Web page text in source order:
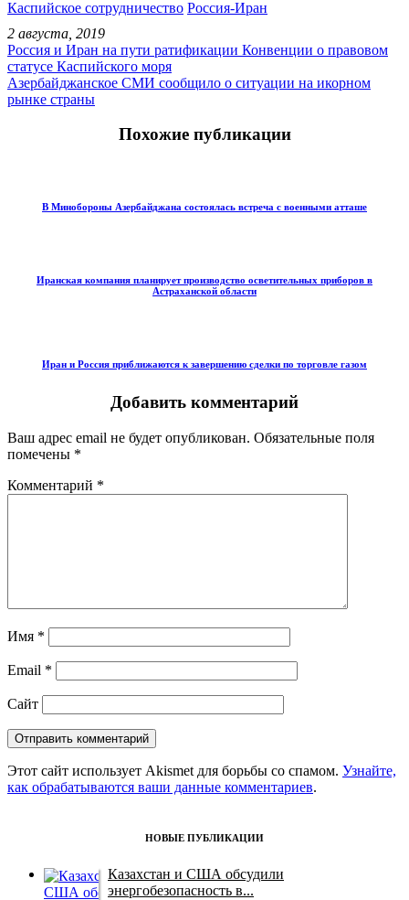
Каспийское сотрудничество Россия-Иран
2 августа, 2019
Россия и Иран на пути ратификации Конвенции о правовом
статусе Каспийского моря
Азербайджанское СМИ сообщило о ситуации на икорном
рынке страны
Похожие публикации
В Минобороны Азербайджана состоялась встреча с военными атташе
Иранская компания планирует производство осветительных приборов в
Астраханской области
Иран и Россия приближаются к завершению сделки по торговле газом
Добавить комментарий
Ваш адрес email не будет опубликован. Обязательные поля
помечены *
Комментарий *
Имя *
Email *
Сайт
Этот сайт использует Akismet для борьбы со спамом. Узнайте,
как обрабатываются ваши данные комментариев.
НОВЫЕ ПУБЛИКАЦИИ
Казахстан и США обсудили
энергобезопасность в...